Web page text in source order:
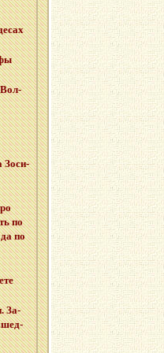
Вол­
Зо­си­
по
по
За­